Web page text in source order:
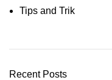
Tips and Trik
Recent Posts